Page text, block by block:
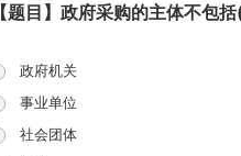
【题目】政府采购的主体不包
政府机关
事业单位
社会团体